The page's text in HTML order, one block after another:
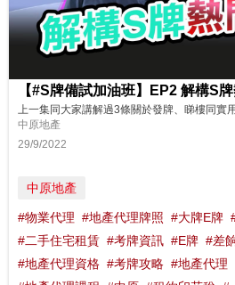
【#S牌備試加油班】EP2 解構S
中原地產
29/9/2022
中原地產
#物業代理 #地產代理牌照 #大牌E牌
#二手住宅租賃 #考牌資訊 #E牌 #差
#地產代理資格 #考牌攻略 #地產代理